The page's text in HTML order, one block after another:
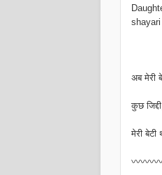
अब मेरी
कुछ
मेरी बेटी
〰〰〰